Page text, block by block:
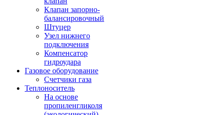
Клапан запорно-
балансировочный
Штуцер
Узел нижнего
подключения
Компенсатор
гидроудара
Газовое оборудование
Счетчики газа
Теплоноситель
На основе
пропиленгликоля